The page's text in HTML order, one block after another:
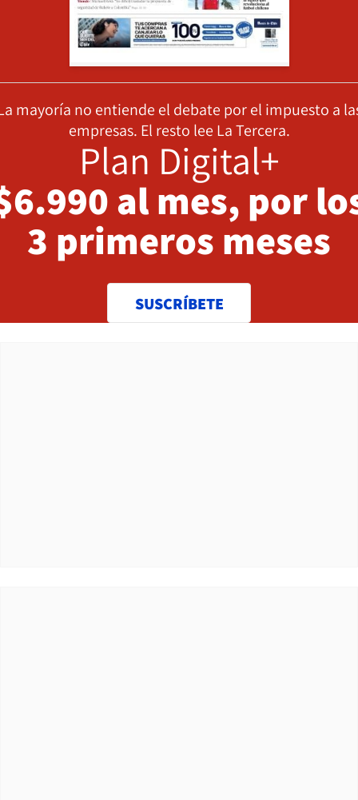
mayoría no entiende el debate por el impuesto a
empresas. El resto lee La Tercera.
Plan Digital+
al mes, por
3 primeros meses
SUSCRÍBETE